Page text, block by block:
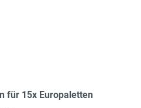
für 15x Europaletten